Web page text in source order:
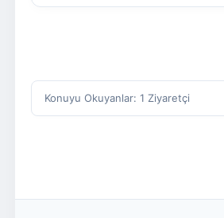
Konuyu Okuyanlar: 1 Ziyaretçi